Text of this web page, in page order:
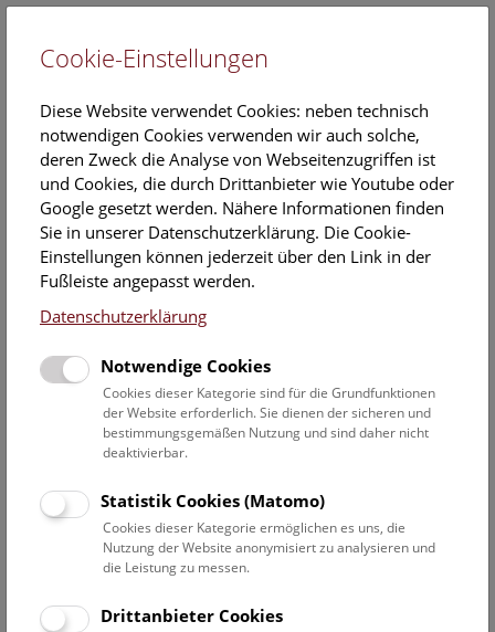
EN
Veranstaltungskalender
Informationen zu Gruppen,- Kindergarten- und
Schulprogrammen finden Siehier
Datumsfilter
1.4.2023
Datum auswählen
Erweiterte Suche
Filter zurücksetzen
Cookie-Einstellungen
Diese Website verwendet Cookies: neben technisch
notwendigen Cookies verwenden wir auch solche,
deren Zweck die Analyse von Webseitenzugriffen ist
und Cookies, die durch Drittanbieter wie Youtube oder
Google gesetzt werden. Nähere Informationen finden
Sie in unserer Datenschutzerklärung. Die Cookie-
Einstellungen können jederzeit über den Link in der
Fußleiste angepasst werden.
Datenschutzerklärung
Notwendige Cookies
Cookies dieser Kategorie sind für die Grundfunktionen
der Website erforderlich. Sie dienen der sicheren und
bestimmungsgemäßen Nutzung und sind daher nicht
deaktivierbar.
Statistik Cookies (Matomo)
Cookies dieser Kategorie ermöglichen es uns, die
Nutzung der Website anonymisiert zu analysieren und
die Leistung zu messen.
Drittanbieter Cookies